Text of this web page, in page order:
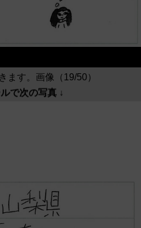
ます。画像（19/50）
で次の写真 ↓